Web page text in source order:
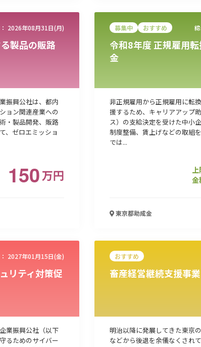
2026年08月31日(月)
製品の販路
振興公社は、都内
ョン関連産業への
・製品開発、販路
、ゼロエミッショ
150万円
募集中 おすすめ
令和8年度 正規雇用
金
非正規雇用から正規雇用に転
援するため、キャリアアップ
ス）の支給決定を受けた中小
制度整備、賃上げなどの取組
では...
金
東京都助成金
2027年01月15日(金)
リティ対策促
業振興公社（以下
るためのサイバー
おすすめ
畜産経営継続支援事業
明治以降に発展してきた東京
などから後退を余儀なくされ